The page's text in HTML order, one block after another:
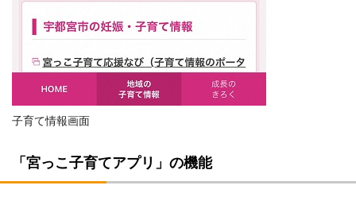
子育て情報画面
「宮っこ子育てアプリ」の機能